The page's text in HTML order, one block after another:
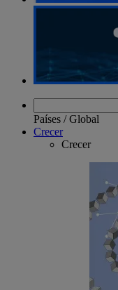
Países /Global
Crecer
Crecer